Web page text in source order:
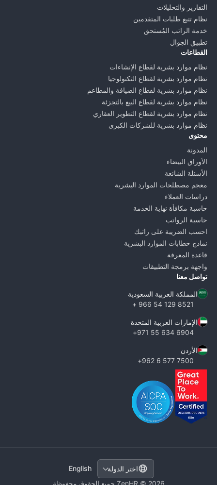
التقارير والتحليلات
نظام تتبع طلبات المتقدمين
خدمة الراتب المُستحق
تطبيق الجوال
القطاعات
نظام موارد بشرية لقطاع الإنشاءات
نظام موارد بشرية لقطاع التكنولوجيا
نظام موارد بشرية لقطاع الضيافة والمطاعم
نظام موارد بشرية لقطاع البيع بالتجزئة
نظام موارد بشرية لقطاع التطوير العقاري
نظام موارد بشرية للشركات الكبرى
محتوى
المدونة
الأوراق البيضاء
الأسئلة الشائعة
معجم مصطلحات الموارد البشرية
دراسات العملاء
حاسبة مكافأة نهاية الخدمة
حاسبة الرواتب
احسب الضريبة على راتبك
نماذج خطابات الموارد البشرية
قاعدة المعرفة
واجهة برمجة التطبيقات
تواصل معنا
المملكة العربية السعودية
8521 129 54 966 +
الإمارات العربية المتحدة
6904 634 55 971+
الأردن
7500 577 6 962+
اختر الدولة
English
ZenHR © 2026 جميع الحقوق محفوظة